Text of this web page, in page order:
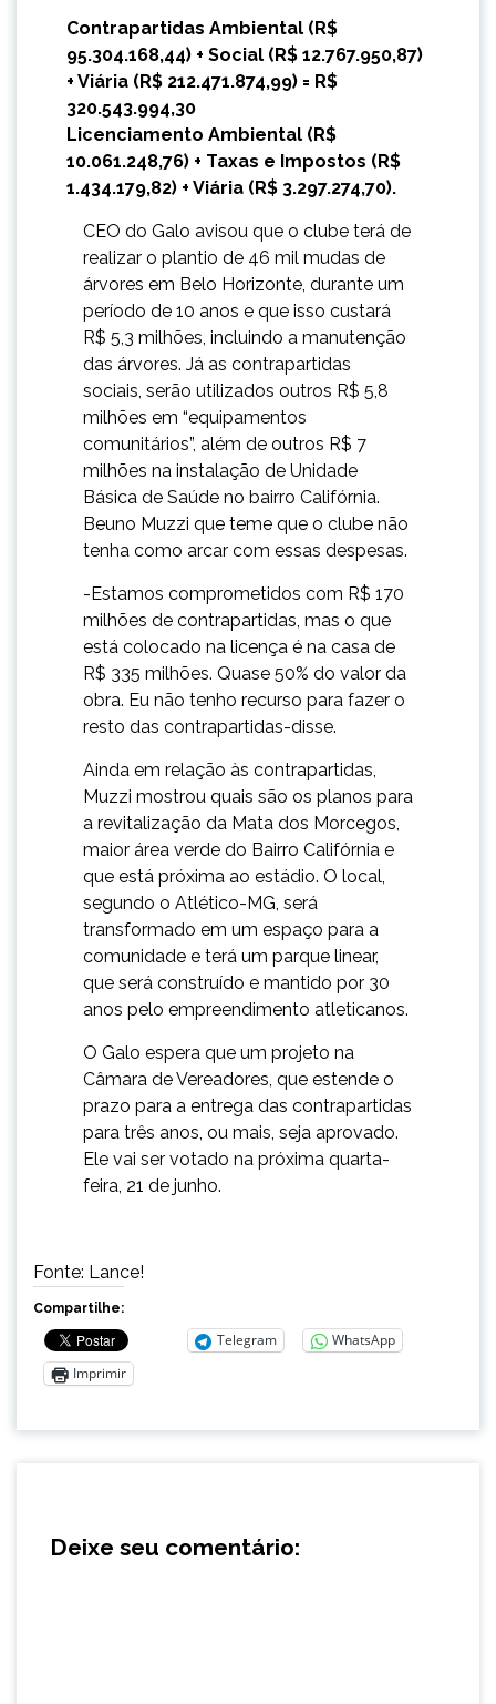
Contrapartidas Ambiental (R$
95.304.168,44) + Social (R$ 12.767.950,87)
+ Viária (R$ 212.471.874,99) = R$
320.543.994,30
Licenciamento Ambiental (R$
10.061.248,76) + Taxas e Impostos (R$
1.434.179,82) + Viária (R$ 3.297.274,70).
CEO do Galo avisou que o clube terá de
realizar o plantio de 46 mil mudas de
árvores em Belo Horizonte, durante um
período de 10 anos e que isso custará
R$ 5,3 milhões, incluindo a manutenção
das árvores. Já as contrapartidas
sociais, serão utilizados outros R$ 5,8
milhões em “equipamentos
comunitários”, além de outros R$ 7
milhões na instalação de Unidade
Básica de Saúde no bairro Califórnia.
Beuno Muzzi que teme que o clube não
tenha como arcar com essas despesas.
-Estamos comprometidos com R$ 170
milhões de contrapartidas, mas o que
está colocado na licença é na casa de
R$ 335 milhões. Quase 50% do valor da
obra. Eu não tenho recurso para fazer o
resto das contrapartidas-disse.
Ainda em relação às contrapartidas,
Muzzi mostrou quais são os planos para
a revitalização da Mata dos Morcegos,
maior área verde do Bairro Califórnia e
que está próxima ao estádio. O local,
segundo o Atlético-MG, será
transformado em um espaço para a
comunidade e terá um parque linear,
que será construído e mantido por 30
anos pelo empreendimento atleticanos.
O Galo espera que um projeto na
Câmara de Vereadores, que estende o
prazo para a entrega das contrapartidas
para três anos, ou mais, seja aprovado.
Ele vai ser votado na próxima quarta-
feira, 21 de junho.
Fonte: Lance!
Compartilhe:
Telegram
WhatsApp
Imprimir
Deixe seu comentário: